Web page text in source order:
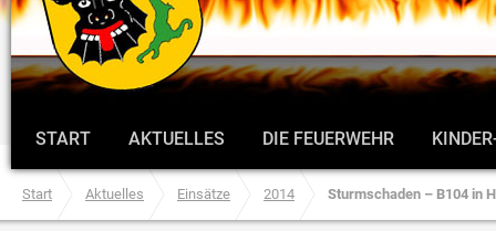
START AKTUELLES DIE FEUERWEHR
Start Aktuelles Einsätze 2014 Sturmschaden – B104 in